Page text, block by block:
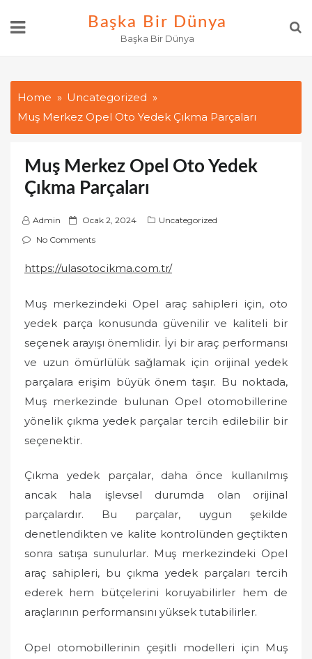
Başka Bir Dünya
Başka Bir Dünya
Home
Uncategorized
Muş Merkez Opel Oto Yedek Çıkma Parçaları
Muş Merkez Opel Oto Yedek
Çıkma Parçaları
Admin
P
o
t
d
o
Ocak 2, 2024
Uncategorized
No Comments
https://ulasotocikma.com.tr/
Muş merkezindeki Opel araç sahipleri için, oto
yedek parça konusunda güvenilir ve kaliteli bir
seçenek arayışı önemlidir. İyi bir araç performansı
ve uzun ömürlülük sağlamak için orijinal yedek
parçalara erişim büyük önem taşır. Bu noktada,
Muş merkezinde bulunan Opel otomobillerine
yönelik çıkma yedek parçalar tercih edilebilir bir
seçenektir.
Çıkma yedek parçalar, daha önce kullanılmış
ancak hala işlevsel durumda olan orijinal
parçalardır. Bu parçalar, uygun şekilde
denetlendikten ve kalite kontrolünden geçtikten
sonra satışa sunulurlar. Muş merkezindeki Opel
araç sahipleri, bu çıkma yedek parçaları tercih
ederek hem bütçelerini koruyabilirler hem de
araçlarının performansını yüksek tutabilirler.
Opel otomobillerinin çeşitli modelleri için Muş